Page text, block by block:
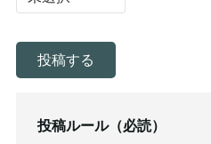
投稿ルール（必読）